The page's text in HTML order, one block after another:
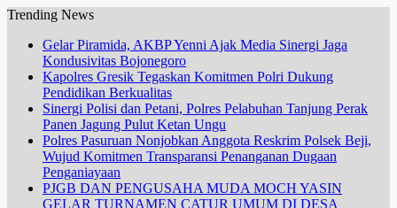
Trending News
Gelar Piramida, AKBP Yenni Ajak Media Sinergi Jaga
Kondusivitas Bojonegoro
Kapolres Gresik Tegaskan Komitmen Polri Dukung
Pendidikan Berkualitas
Sinergi Polisi dan Petani, Polres Pelabuhan Tanjung Perak
Panen Jagung Pulut Ketan Ungu
Polres Pasuruan Nonjobkan Anggota Reskrim Polsek Beji,
Wujud Komitmen Transparansi Penanganan Dugaan
Penganiayaan
PJGB DAN PENGUSAHA MUDA MOCH YASIN
GELAR TURNAMEN CATUR UMUM DI DESA